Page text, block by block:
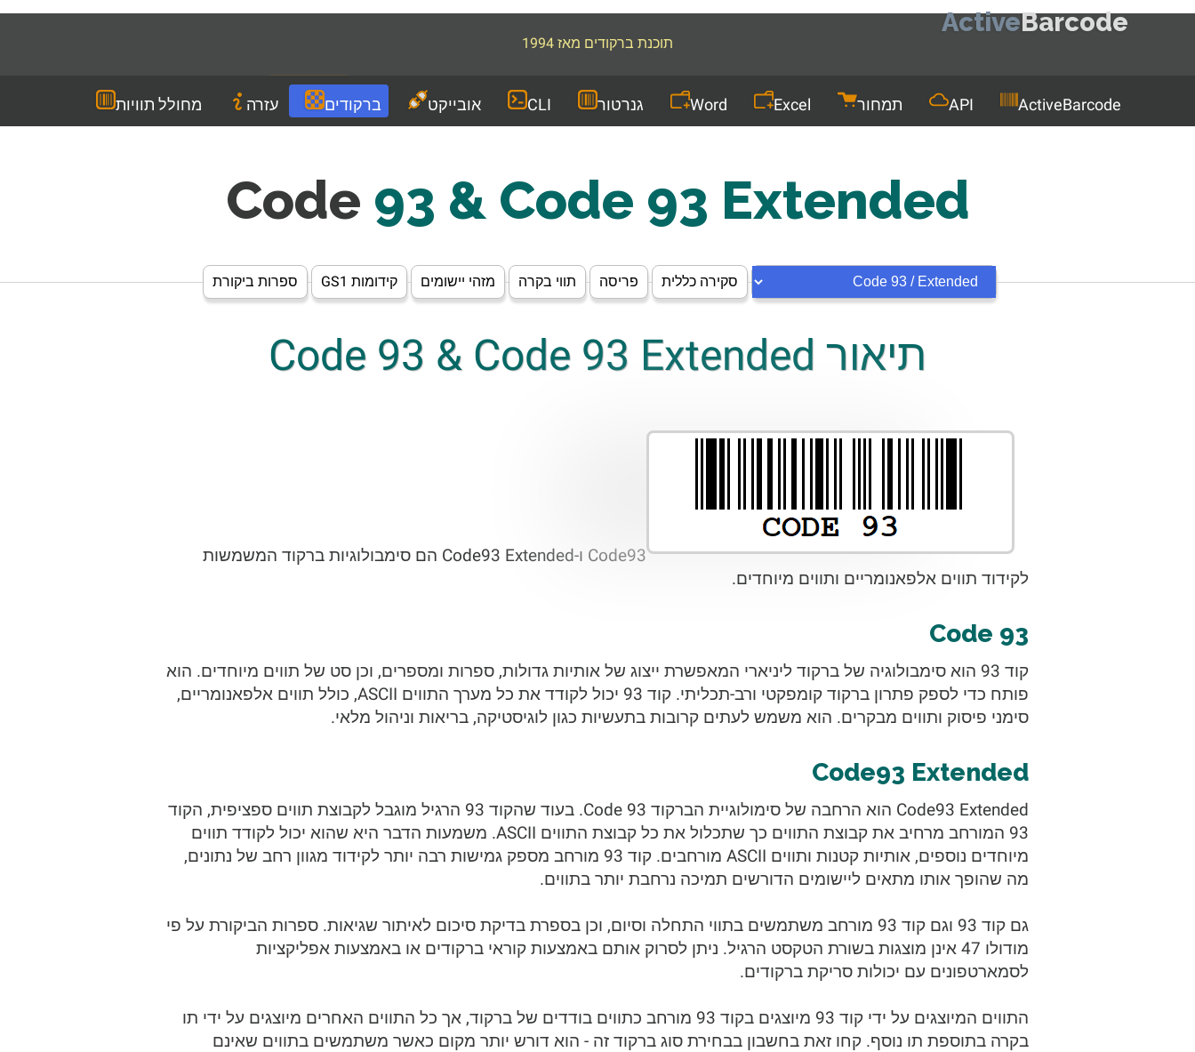
ActiveBarcode
תוכנת ברקודים מאז 1994
הורדה
ActiveBarcode
API תמחור Excel
Word גנרטור CLI אובייקט ברקודים עזרה מחולל תוויות
Code 93 & Code 93 Extended
סקירה כללית פריסה תווי בקרה מזהי יישומים קידומות GS1 ספרות ביקורת
תיאור Code 93 & Code 93 Extended
Code93 ו-Code93 Extended הם סימבולוגיות ברקוד המשמשות
לקידוד תווים אלפאנומריים ותווים מיוחדים.
Code 93
קוד 93 הוא סימבולוגיה של ברקוד ליניארי המאפשרת ייצוג של אותיות גדולות, ספרות ומספרים, וכן סט של תווים מיוחדים. הוא
פותח כדי לספק פתרון ברקוד קומפקטי ורב-תכליתי. קוד 93 יכול לקודד את כל מערך התווים ASCII, כולל תווים אלפאנומריים,
סימני פיסוק ותווים מבקרים. הוא משמש לעתים קרובות בתעשיות כגון לוגיסטיקה, בריאות וניהול מלאי.
Code93 Extended
Code93 Extended הוא הרחבה של סימולוגיית הברקוד Code 93. בעוד שהקוד 93 הרגיל מוגבל לקבוצת תווים ספציפית, הקוד
93 המורחב מרחיב את קבוצת התווים כך שתכלול את כל קבוצת התווים ASCII. משמעות הדבר היא שהוא יכול לקודד תווים
מיוחדים נוספים, אותיות קטנות ותווים ASCII מורחבים. קוד 93 מורחב מספק גמישות רבה יותר לקידוד מגוון רחב של נתונים,
מה שהופך אותו מתאים ליישומים הדורשים תמיכה נרחבת יותר בתווים.
גם קוד 93 וגם קוד 93 מורחב משתמשים בתווי התחלה וסיום, וכן בספרת בדיקת סיכום לאיתור שגיאות. ספרות הביקורת על פי
מודולו 47 אינן מוצגות בשורת הטקסט הרגיל. ניתן לסרוק אותם באמצעות קוראי ברקודים או באמצעות אפליקציות
לסמארטפונים עם יכולות סריקת ברקודים.
התווים המיוצגים על ידי קוד 93 מיוצגים בקוד 93 מורחב כתווים בודדים של ברקוד, אך כל התווים האחרים מיוצגים על ידי תו
בקרה בתוספת תו נוסף. קחו זאת בחשבון בבחירת סוג ברקוד זה - הוא דורש יותר מקום כאשר משתמשים בתווים שאינם